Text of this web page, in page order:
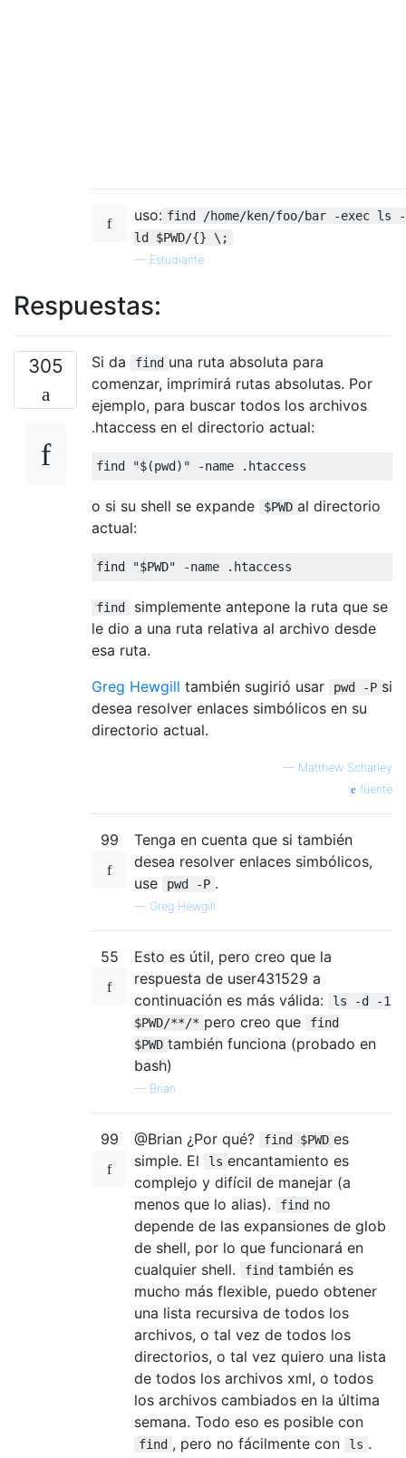
uso: find /home/ken/foo/bar -exec ls -
ld $PWD/{} \;
— Estudiante
Respuestas:
305 Si da find una ruta absoluta para
comenzar, imprimirá rutas absolutas. Por
ejemplo, para buscar todos los archivos
.htaccess en el directorio actual:
o si su shell se expande $PWD al directorio
actual:
find
simplemente antepone la ruta que se
le dio a una ruta relativa al archivo desde
esa ruta.
Greg Hewgill también sugirió usar pwd -P si
desea resolver enlaces simbólicos en su
directorio actual.
— Matthew Scharley
fuente
99
Tenga en cuenta que si también
desea resolver enlaces simbólicos,
use
pwd -P .
— Greg Hewgill
55
Esto es útil, pero creo que la
respuesta de user431529 a
continuación es más válida:
ls -d -1
$PWD/**/* pero creo que
find
$PWD también funciona (probado en
bash)
— Brian
99 @Brian ¿Por qué? find $PWD es
simple. El
ls encantamiento es
complejo y difícil de manejar (a
menos que lo alias).
find no
depende de las expansiones de glob
de shell, por lo que funcionará en
cualquier shell.
find también es
mucho más flexible, puedo obtener
una lista recursiva de todos los
archivos, o tal vez de todos los
directorios, o tal vez quiero una lista
de todos los archivos xml, o todos
los archivos cambiados en la última
semana. Todo eso es posible con
find , pero no fácilmente con ls .